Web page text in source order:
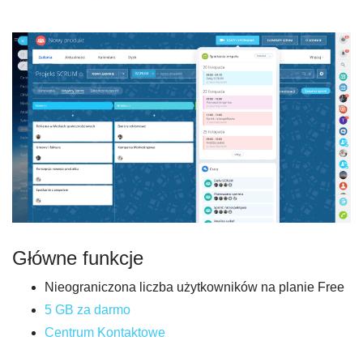
Główne funkcje
Nieograniczona liczba użytkowników na planie Free
5 GB za darmo
Centrum Kontaktowe